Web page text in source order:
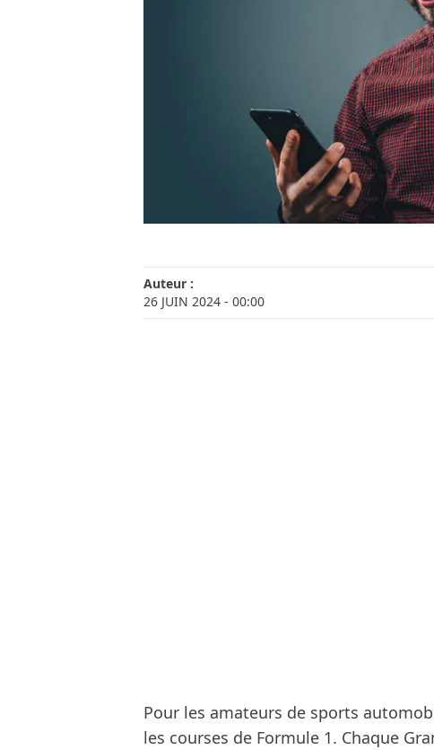
Auteur :
26 JUIN 2024 - 00:00
Pour les amateurs de sports
les courses de Formule 1. Chaque